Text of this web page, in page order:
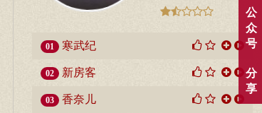
01 寒武纪
02 新房客
03 香奈儿
公
众
号
分
享